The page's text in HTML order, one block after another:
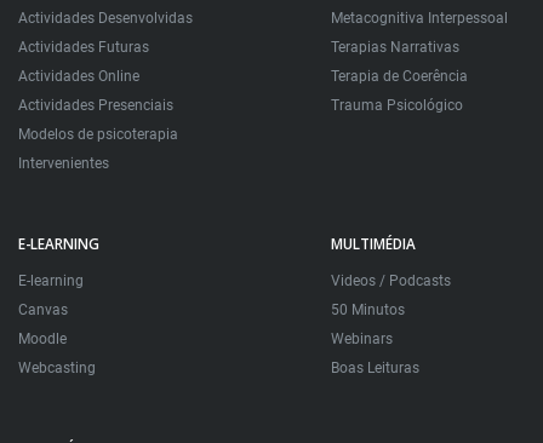
Actividades Desenvolvidas
Actividades Futuras
Actividades Online
Actividades Presenciais
Modelos de psicoterapia
Intervenientes
Metacognitiva Interpessoal
Terapias Narrativas
Terapia de Coerência
Trauma Psicológico
E-LEARNING
E-learning
Canvas
Moodle
Webcasting
MULTIMÉDIA
Videos / Podcasts
50 Minutos
Webinars
Boas Leituras